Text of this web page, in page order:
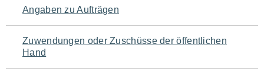
Angaben zu Aufträgen
Zuwendungen oder Zuschüsse der öffentlichen
Hand